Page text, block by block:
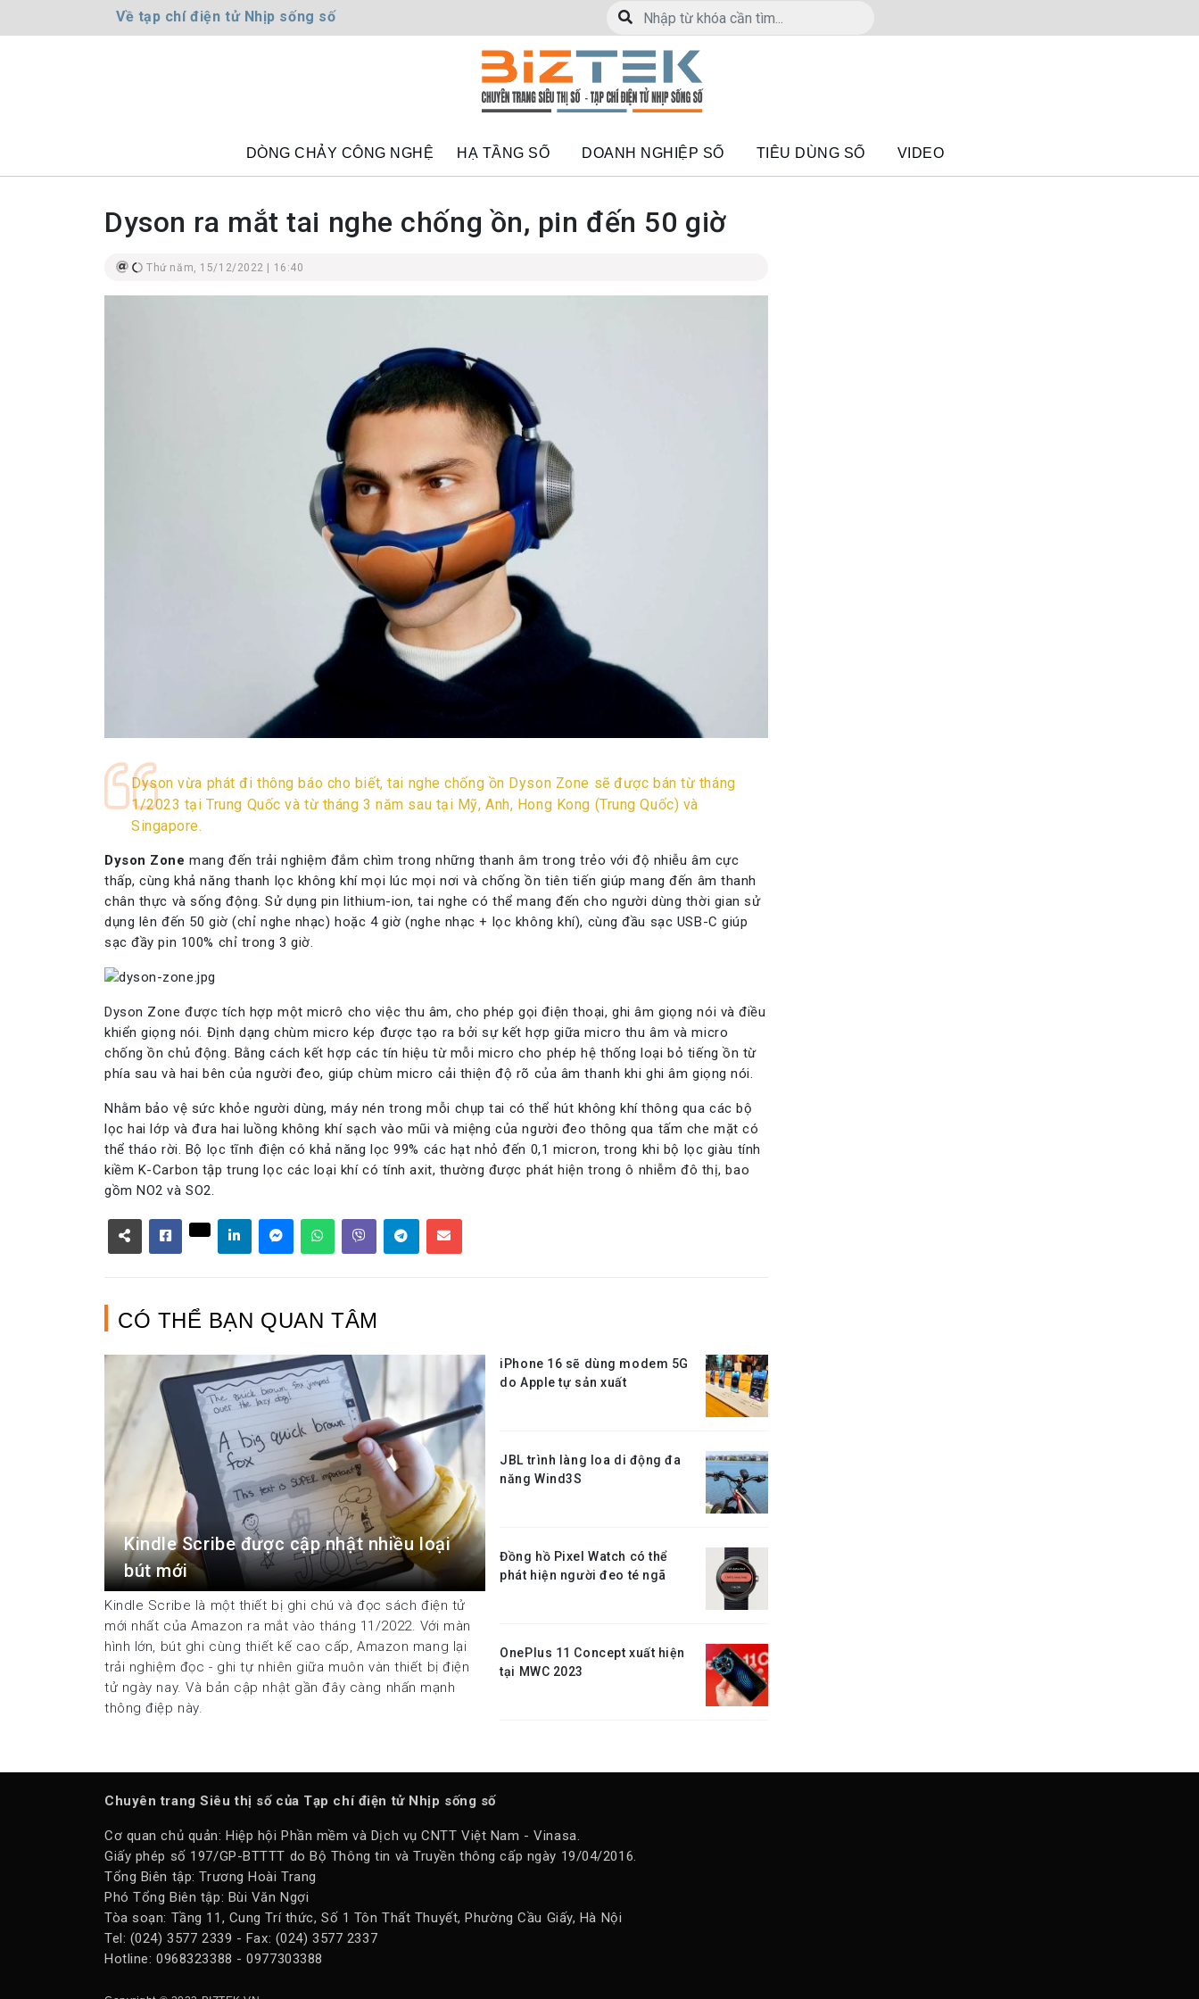
Về tạp chí điện tử Nhịp sống số
DÒNG CHẢY CÔNG NGHỆ HẠ TẦNG SỐ DOANH NGHIỆP SỐ TIÊU DÙNG SỐ VIDEO
Dyson ra mắt tai nghe chống ồn, pin đến 50 giờ
Thứ năm, 15/12/2022 | 16:40
Dyson vừa phát đi thông báo cho biết, tai nghe chống ồn Dyson Zone sẽ được bán từ tháng
1/2023 tại Trung Quốc và từ tháng 3 năm sau tại Mỹ, Anh, Hong Kong (Trung Quốc) và
Singapore.
Dyson Zone mang đến trải nghiệm đắm chìm trong những thanh âm trong trẻo với độ nhiễu âm cực
thấp, cùng khả năng thanh lọc không khí mọi lúc mọi nơi và chống ồn tiên tiến giúp mang đến âm thanh
chân thực và sống động. Sử dụng pin lithium-ion, tai nghe có thể mang đến cho người dùng thời gian sử
dụng lên đến 50 giờ (chỉ nghe nhạc) hoặc 4 giờ (nghe nhạc + lọc không khí), cùng đầu sạc USB-C giúp
sạc đầy pin 100% chỉ trong 3 giờ.
Dyson Zone được tích hợp một micrô cho việc thu âm, cho phép gọi điện thoại, ghi âm giọng nói và điều
khiển giọng nói. Định dạng chùm micro kép được tạo ra bởi sự kết hợp giữa micro thu âm và micro
chống ồn chủ động. Bằng cách kết hợp các tín hiệu từ mỗi micro cho phép hệ thống loại bỏ tiếng ồn từ
phía sau và hai bên của người đeo, giúp chùm micro cải thiện độ rõ của âm thanh khi ghi âm giọng nói.
Nhằm bảo vệ sức khỏe người dùng, máy nén trong mỗi chụp tai có thể hút không khí thông qua các bộ
lọc hai lớp và đưa hai luồng không khí sạch vào mũi và miệng của người đeo thông qua tấm che mặt có
thể tháo rời. Bộ lọc tĩnh điện có khả năng lọc 99% các hạt nhỏ đến 0,1 micron, trong khi bộ lọc giàu tính
kiềm K-Carbon tập trung lọc các loại khí có tính axit, thường được phát hiện trong ô nhiễm đô thị, bao
gồm NO2 và SO2.
CÓ THỂ BẠN QUAN TÂM
Kindle Scribe được cập nhật nhiều loại
bút mới
Kindle Scribe là một thiết bị ghi chú và đọc sách điện tử
mới nhất của Amazon ra mắt vào tháng 11/2022. Với màn
hình lớn, bút ghi cùng thiết kế cao cấp, Amazon mang lại
trải nghiệm đọc - ghi tự nhiên giữa muôn vàn thiết bị điện
tử ngày nay. Và bản cập nhật gần đây càng nhấn mạnh
thông điệp này.
iPhone 16 sẽ dùng modem 5G
do Apple tự sản xuất
JBL trình làng loa di động đa
năng Wind3S
Đồng hồ Pixel Watch có thể
phát hiện người đeo té ngã
OnePlus 11 Concept xuất hiện
tại MWC 2023
Chuyên trang Siêu thị số của Tạp chí điện tử Nhịp sống số
Cơ quan chủ quản: Hiệp hội Phần mềm và Dịch vụ CNTT Việt Nam - Vinasa.
Giấy phép số 197/GP-BTTTT do Bộ Thông tin và Truyền thông cấp ngày 19/04/2016.
Tổng Biên tập: Trương Hoài Trang
Phó Tổng Biên tập: Bùi Văn Ngợi
Tòa soạn: Tầng 11, Cung Trí thức, Số 1 Tôn Thất Thuyết, Phường Cầu Giấy, Hà Nội
Tel: (024) 3577 2339 - Fax: (024) 3577 2337
Hotline: 0968323388 - 0977303388